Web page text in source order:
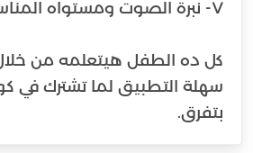
كل ده الطفل هيتعلمه من
سهلة التطبيق لما تشترك في
بتفرق.